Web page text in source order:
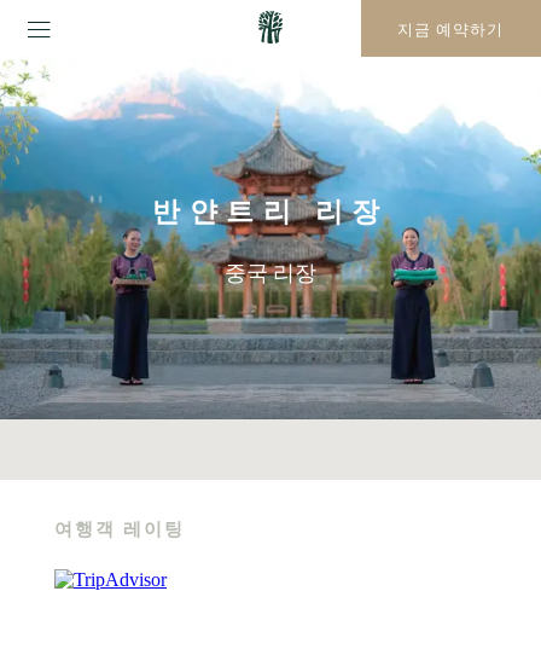
지금 예약하기
반얀트리 리장
중국 리장
여행객 레이팅